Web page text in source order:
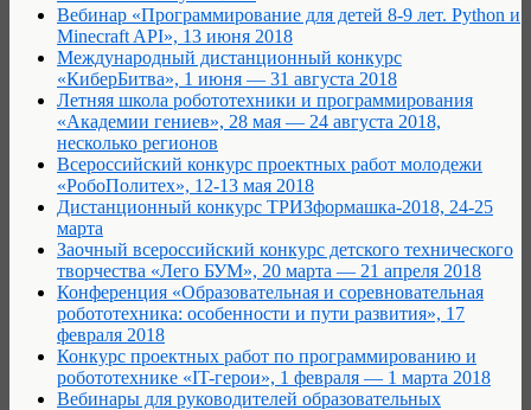
Вебинар «Программирование для детей 8-9 лет. Python и
Minecraft API», 13 июня 2018
Международный дистанционный конкурс
«КиберБитва», 1 июня — 31 августа 2018
Летняя школа робототехники и программирования
«Академии гениев», 28 мая — 24 августа 2018,
несколько регионов
Всероссийский конкурс проектных работ молодежи
«РобоПолитех», 12-13 мая 2018
Дистанционный конкурс ТРИЗформашка-2018, 24-25
марта
Заочный всероссийский конкурс детского технического
творчества «Лего БУМ», 20 марта — 21 апреля 2018
Конференция «Образовательная и соревновательная
робототехника: особенности и пути развития», 17
февраля 2018
Конкурс проектных работ по программированию и
робототехнике «IT-герои», 1 февраля — 1 марта 2018
Вебинары для руководителей образовательных